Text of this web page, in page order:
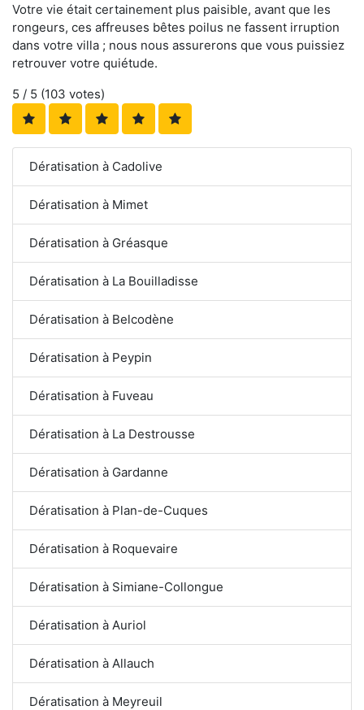
Votre vie était certainement plus paisible, avant que les
rongeurs, ces affreuses bêtes poilus ne fassent irruption
dans votre villa ; nous nous assurerons que vous puissiez
retrouver votre quiétude.
5 / 5 (103 votes)
Dératisation à Cadolive
Dératisation à Mimet
Dératisation à Gréasque
Dératisation à La Bouilladisse
Dératisation à Belcodène
Dératisation à Peypin
Dératisation à Fuveau
Dératisation à La Destrousse
Dératisation à Gardanne
Dératisation à Plan-de-Cuques
Dératisation à Roquevaire
Dératisation à Simiane-Collongue
Dératisation à Auriol
Dératisation à Allauch
Dératisation à Meyreuil